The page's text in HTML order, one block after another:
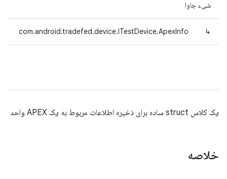
شیء جاوا
↳
com.android.tradefed.device.ITestDevice.ApexInfo
یک کلاس struct ساده برای ذخیره اطلاعات مربوط به یک APEX واحد
خلاصه